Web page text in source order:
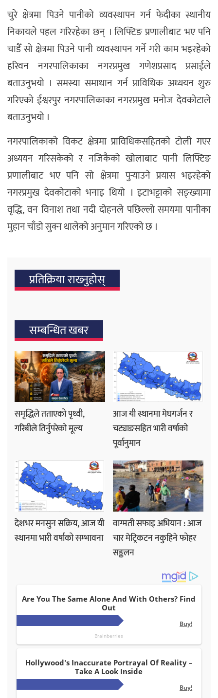
चुरे क्षेत्रमा पिउने पानीको व्यवस्थापन गर्न फेदीका स्थानीय
निकायले पहल गरिरहेका छन् । लिफ्टिङ प्रणालीबाट भए पनि
चाडैँ सो क्षेत्रमा पिउने पानी व्यवस्थापन गर्ने गरी काम भइरहेको
हरिवन नगरपालिकाका नगरप्रमुख गणेशप्रसाद प्रसाईले
बताउनुभयो । समस्या समाधान गर्न प्राविधिक अध्ययन शुरु
गरिएको ईश्वरपुर नगरपालिकाका नगरप्रमुख मनोज देवकोटाले
बताउनुभयो ।
नगरपालिकाको विकट क्षेत्रमा प्राविधिकसहितको टोली गएर
अध्ययन गरिसकेको र नजिकैको खोलाबाट पानी लिफ्टिङ
प्रणालीबाट भए पनि सो क्षेत्रमा पुर्‍याउने प्रयास भइरहेको
नगरप्रमुख देवकोटाको भनाइ थियो । इटाभट्टाको सङ्ख्यामा
वृद्धि, वन विनाश तथा नदी दोहनले पछिल्लो समयमा पानीका
मुहान चाँडो सुक्न थालेको अनुमान गरिएको छ ।
प्रतिक्रिया राख्‍नुहोस्
सम्बन्धित खबर
समृद्धिले तताएको पृथ्वी,
गरिबीले तिर्नुपरेको मूल्य
आज यी स्थानमा मेघगर्जन र
चट्याङसहित भारी वर्षाको
पूर्वानुमान
देशभर मनसुन सक्रिय, आज यी
स्थानमा भारी वर्षाको सम्भावना
वाग्मती सफाइ अभियान : आज
चार मेट्रिकटन नकुहिने फोहर
सङ्कलन